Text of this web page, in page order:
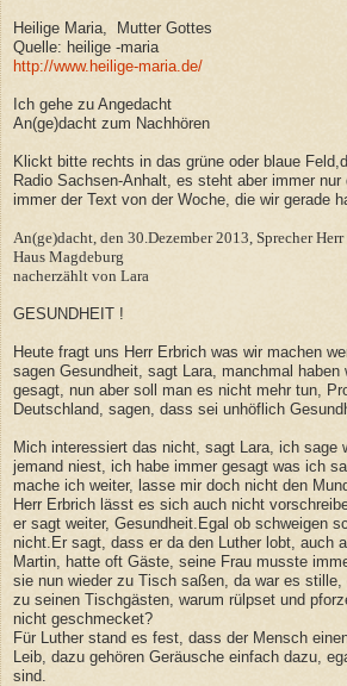
Heilige Maria, Mutter Gottes
Quelle: heilige -maria
http://www.heilige-maria.de/
Ich gehe zu Angedacht
An(ge)dacht zum Nachhören
Klickt bitte rechts in das grüne oder blaue
Radio Sachsen-Anhalt, es steht aber immer nur
immer der Text von der Woche, die wir gerade
An(ge)dacht, den 30.Dezember 2013, Sprecher
Haus Magdeburg
nacherzählt von Lara
GESUNDHEIT !
Heute fragt uns Herr Erbrich was wir machen
sagen Gesundheit, sagt Lara, manchmal haben
gesagt, nun aber soll man es nicht mehr tun,
Deutschland, sagen, dass sei unhöflich
Mich interessiert das nicht, sagt Lara, ich sage
jemand niest, ich habe immer gesagt was ich
mache ich weiter, lasse mir doch nicht den
Herr Erbrich lässt es sich auch nicht
er sagt weiter, Gesundheit.Egal ob schweigen
nicht.Er sagt, dass er da den Luther lobt, auch
Martin, hatte oft Gäste, seine Frau musste
sie nun wieder zu Tisch saßen, da war es
zu seinen Tischgästen, warum rülpset und
nicht geschmecket?
Für Luther stand es fest, dass der Mensch
Leib, dazu gehören Geräusche einfach dazu,
sind.